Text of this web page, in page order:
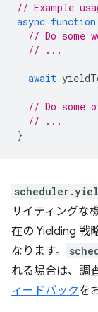
// Example
async function
// Do some
// ...
await
// Do some
// ...
}
サイティングな
在の Yielding 戦
なります。
れる場合は、調
ィードバックを